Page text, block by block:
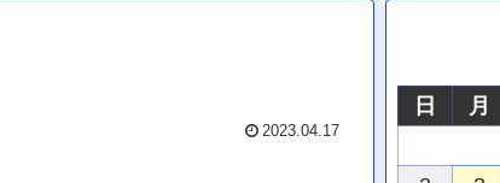
2023.04.17
日
月